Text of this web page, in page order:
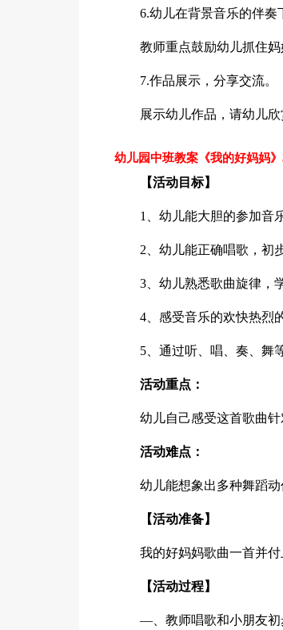
6.幼儿在背景音乐的伴奏
教师重点鼓励幼儿抓住
7.作品展示，分享交流。
展示幼儿作品，请幼儿
幼儿园中班教案《我的好妈妈
【活动目标】
1、幼儿能大胆的参加音
2、幼儿能正确唱歌，初
3、幼儿熟悉歌曲旋律，
4、感受音乐的欢快热烈
5、通过听、唱、奏、舞
活动重点：
幼儿自己感受这首歌曲针
活动难点：
幼儿能想象出多种舞蹈动
【活动准备】
我的好妈妈歌曲一首并付
【活动过程】
—、教师唱歌和小朋友初